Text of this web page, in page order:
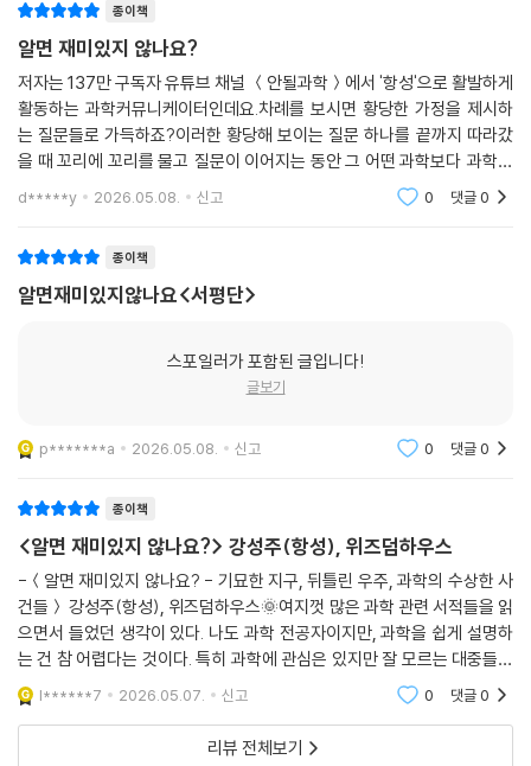
지 못했다면 진화론의 역사가 어떻게 달라졌을지, 갈릴레이가 재판정에서
‘그래도 지구는 돈다’고 정말 말했는지, 아폴로 11호의 달 착륙이 조작이었
다면 어디에서 들통났을지 등을 상상해본다. 과학의 진보는 교과서처럼 깔
끔하게 이루어지지 않았기에, 오해와 논쟁과 우연이 뒤섞여 있었고 우리가
아는 ‘사실’의 이면을 상상해보는 즐거움이 있다.
일어나지 않을 일이라도, 그 답 또한 쓸모가 없더라도 꼬리에 꼬리를 무는
나게 될 것이다.
종이책
알면 재미있지 않나요?
저자는 137만 구독자 유튜브 채널 ＜안될과학＞에서 '항성'으로 활발하게
활동하는 과학커뮤니케이터인데요.차례를 보시면 황당한 가정을 제시하
는 질문들로 가득하죠?이러한 황당해 보이는 질문 하나를 끝까지 따라갔
을 때 꼬리에 꼬리를 물고 질문이 이어지는 동안 그 어떤 과학보다 과학적
인 이야기가 펼쳐진다고 해요.황당한 가정이 현실화될 수 있는 가능성
을 파헤치는 과정에서 오
d*****y 2026.05.08. 신고 0 댓글0
종이책
알면재미있지않나요<서평단>
스포일러가 포함된 글입니다!
글보기
p*******a 2026.05.08. 신고 0 댓글0
종이책
<알면 재미있지 않나요?> 강성주(항성), 위즈덤하우스
-＜알면 재미있지 않나요? - 기묘한 지구, 뒤틀린 우주, 과학의 수상한 사
건들＞ 강성주(항성), 위즈덤하우스🌞여지껏 많은 과학 관련 서적들을 읽
으면서 들었던 생각이 있다. 나도 과학 전공자이지만, 과학을 쉽게 설명하
는 건 참 어렵다는 것이다. 특히 과학에 관심은 있지만 잘 모르는 대중들을
대상으로 과학을 이해시키기란 참 어렵다. 조금만 깊이 들어가는 순간, 전
공자가 아닌
l******7 2026.05.07. 신고 0 댓글0
리뷰 전체보기